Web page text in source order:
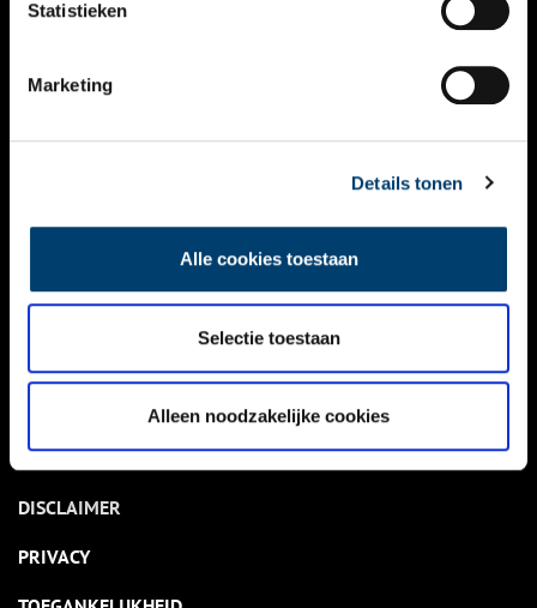
Statistieken
Marketing
Details tonen
Alle cookies toestaan
Selectie toestaan
Alleen noodzakelijke cookies
NIEUWS
KALENDER
ACTIVITEITEN
NIEUWSBRIEF
DISCLAIMER
PRIVACY